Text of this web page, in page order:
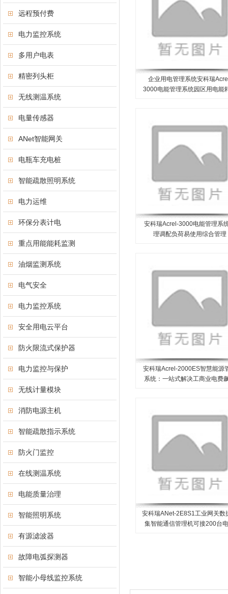
远程预付费
电力监控系统
多用户电表
精密列头柜
无线测温系统
电量传感器
ANet智能网关
电瓶车充电桩
智能疏散照明系统
电力运维
环保分表计电
重点用能能耗监测
油烟监测系统
电气安全
电力监控系统
安全用电云平台
防火限流式保护器
电力监控与保护
无线计量模块
消防电源主机
智能疏散指示系统
防火门监控
在线测温系统
电能质量治理
智能照明系统
有源滤波器
故障电弧探测器
智能小母线监控系统
企业用电管理系统安科瑞
3000电能管理系统园区用电能
安科瑞Acrel-3000电能管理系
理调配负荷易使用综合管理
安科瑞Acrel-2000ES智慧能源
系统：一站式解决工商业电费
安科瑞ANet-2E8S1工业网关数
集智能通信管理机可接200台